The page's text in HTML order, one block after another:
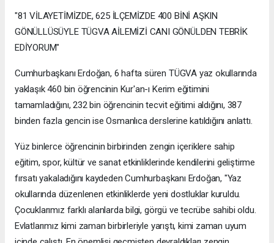
"81 VİLAYETİMİZDE, 625 İLÇEMİZDE 400 BİNİ AŞKIN
GÖNÜLLÜSÜYLE TÜGVA AİLEMİZİ CANI GÖNÜLDEN TEBRİK
EDİYORUM"
Cumhurbaşkanı Erdoğan, 6 hafta süren TÜGVA yaz okullarında
yaklaşık 460 bin öğrencinin Kur'an-ı Kerim eğitimini
tamamladığını, 232 bin öğrencinin tecvit eğitimi aldığını, 387
binden fazla gencin ise Osmanlıca derslerine katıldığını anlattı.
Yüz binlerce öğrencinin birbirinden zengin içeriklere sahip
eğitim, spor, kültür ve sanat etkinliklerinde kendilerini geliştirme
fırsatı yakaladığını kaydeden Cumhurbaşkanı Erdoğan, "Yaz
okullarında düzenlenen etkinliklerde yeni dostluklar kuruldu.
Çocuklarımız farklı alanlarda bilgi, görgü ve tecrübe sahibi oldu.
Evlatlarımız kimi zaman birbirleriyle yarıştı, kimi zaman uyum